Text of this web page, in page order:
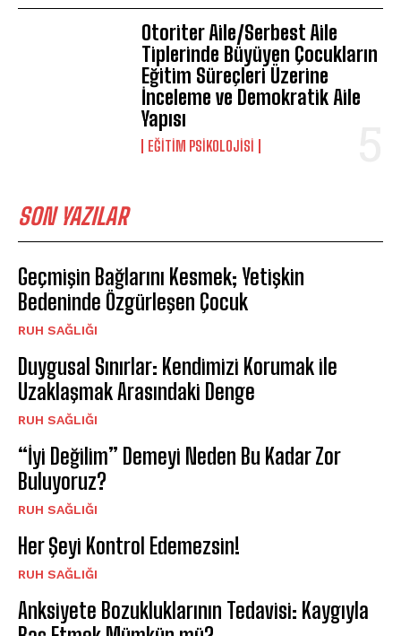
Otoriter Aile/Serbest Aile
Tiplerinde Büyüyen Çocukların
Eğitim Süreçleri Üzerine
İnceleme ve Demokratik Aile
Yapısı
EĞITIM PSIKOLOJISI
SON YAZILAR
Geçmişin Bağlarını Kesmek; Yetişkin
Bedeninde Özgürleşen Çocuk
⁠RUH SAĞLIĞI
Duygusal Sınırlar: Kendimizi Korumak ile
Uzaklaşmak Arasındaki Denge
⁠RUH SAĞLIĞI
“İyi Değilim” Demeyi Neden Bu Kadar Zor
Buluyoruz?
⁠RUH SAĞLIĞI
Her Şeyi Kontrol Edemezsin!
⁠RUH SAĞLIĞI
Anksiyete Bozukluklarının Tedavisi: Kaygıyla